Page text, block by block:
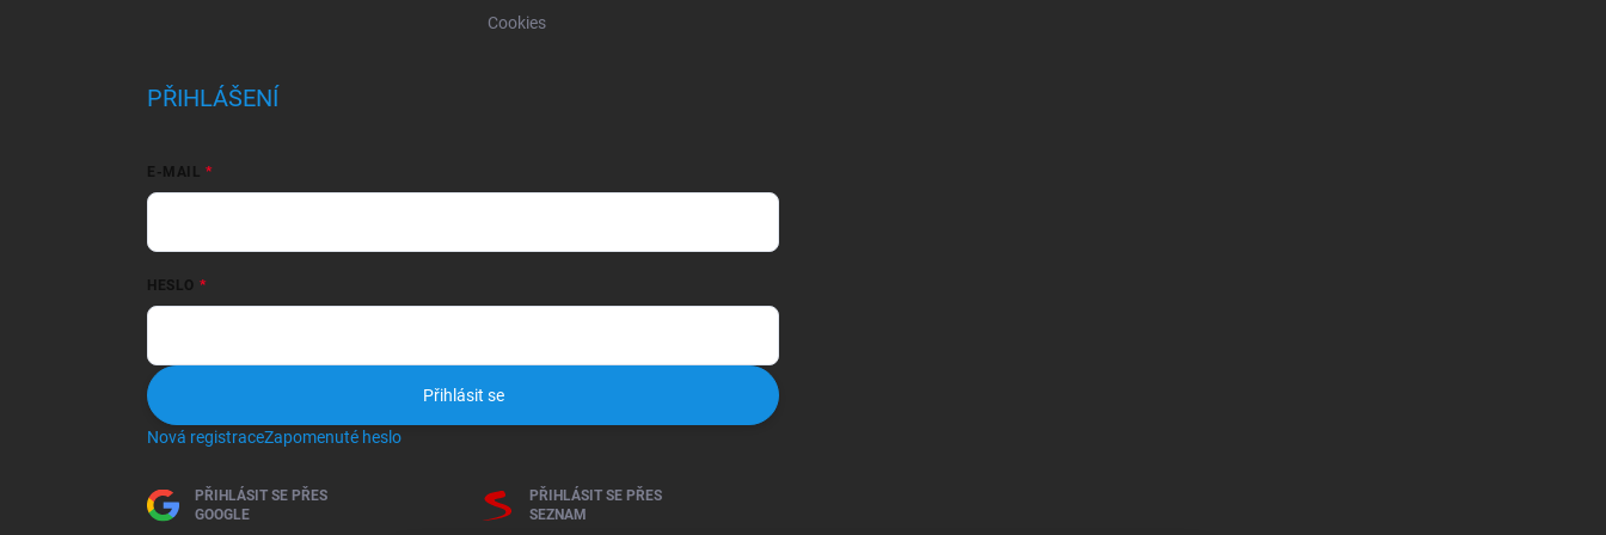
Cookies
PŘIHLÁŠENÍ
E-MAIL
HESLO
Přihlásit se
Nová registraceZapomenuté heslo
PŘIHLÁSIT SE PŘES
GOOGLE
PŘIHLÁSIT SE PŘES
SEZNAM